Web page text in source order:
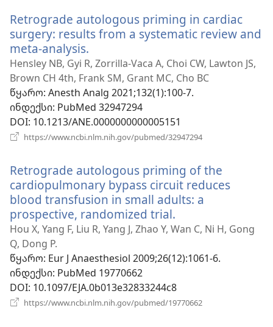
Retrograde autologous priming in cardiac
surgery: results from a systematic review and
meta-analysis.
ახალი
ფანჯარა)
Hensley NB, Gyi R, Zorrilla-Vaca A, Choi CW, Lawton JS,
Brown CH 4th, Frank SM, Grant MC, Cho BC
წყარო‎: Anesth Analg 2021;132(1):100-7.
ინდექსი‎: PubMed 32947294
DOI‎: 10.1213/ANE.0000000000005151
https://www.ncbi.nlm.nih.gov/pubmed/32947294
Retrograde autologous priming of the
cardiopulmonary bypass circuit reduces
blood transfusion in small adults: a
prospective, randomized trial.
ახალი
Hou X, Yang F, Liu R, Yang J, Zhao Y, Wan C, Ni H, Gong
Q, Dong P.
წყარო‎: Eur J Anaesthesiol 2009;26(12):1061-6.
ინდექსი‎: PubMed 19770662
DOI‎: 10.1097/EJA.0b013e32833244c8
https://www.ncbi.nlm.nih.gov/pubmed/19770662